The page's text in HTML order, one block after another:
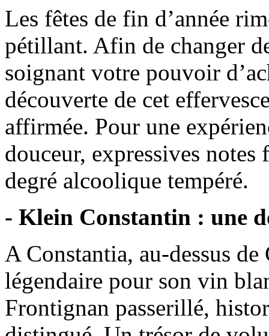
Les fêtes de fin d’année
pétillant. Afin de changer
soignant votre pouvoir
découverte de cet
affirmée. Pour une
douceur, expressives
degré alcoolique tempéré.
- Klein Constantin : une
A Constantia, au-dessus
légendaire pour son vin
Frontignan passerillé,